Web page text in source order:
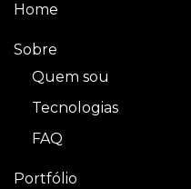
Home
Sobre
Quem sou
Tecnologias
FAQ
Portfólio